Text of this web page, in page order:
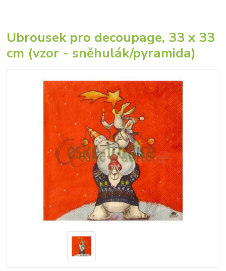
Ubrousek pro decoupage, 33 x 33
cm (vzor - sněhulák/pyramida)